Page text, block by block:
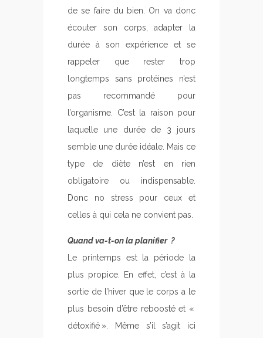
de se faire du bien. On va donc
écouter son corps, adapter la
durée à son expérience et se
rappeler que rester trop
longtemps sans protéines n’est
pas recommandé pour
l’organisme. C’est la raison pour
laquelle une durée de 3 jours
semble une durée idéale. Mais ce
type de diète n’est en rien
obligatoire ou indispensable.
Donc no stress pour ceux et
celles à qui cela ne convient pas.
Quand va-t-on la planifier ?
Le printemps est la période la
plus propice. En effet, c’est à la
sortie de l’hiver que le corps a le
plus besoin d’être reboosté et «
détoxifié ». Même s’il s’agit ici